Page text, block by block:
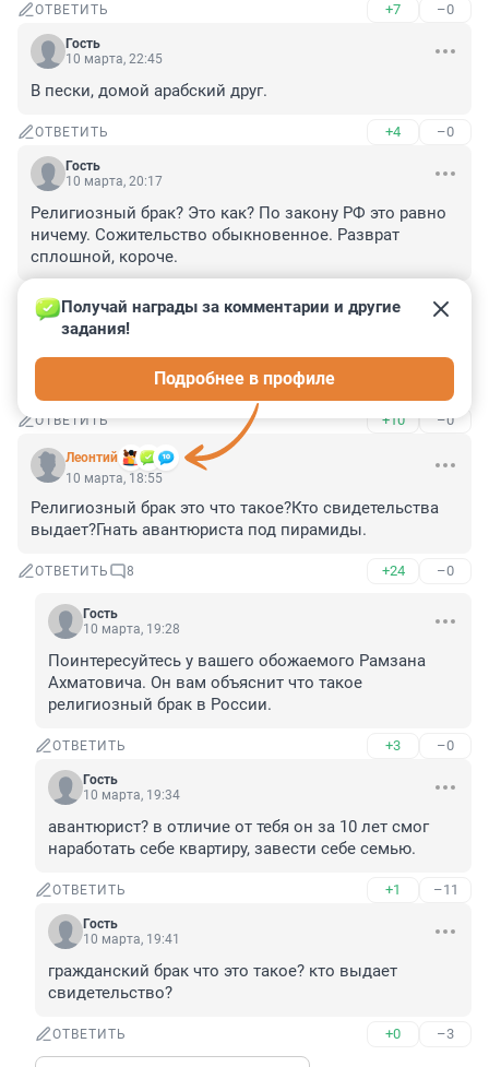
ОТВЕТИТЬ +7 –0
Гость
10 марта, 22:45
В пески, домой арабский друг.
ОТВЕТИТЬ +4 –0
Гость
10 марта, 20:17
Религиозный брак? Это как? По закону РФ это равно
ничему. Сожительство обыкновенное. Разврат
сплошной, короче.
ОТВЕТИТЬ –0
Гость
любовь не знает границ...счастье ждет их в Египте
ОТВЕТИТЬ +10 –0
Леонтий
Получай награды за комментарии и другие
задания!
Подробнее в профиле
10 марта, 18:55
Религиозный брак это что такое?Кто свидетельства
выдает?Гнать авантюриста под пирамиды.
ОТВЕТИТЬ 8 +24 –0
Гость
10 марта, 19:28
Поинтересуйтесь у вашего обожаемого Рамзана
Ахматовича. Он вам объяснит что такое
религиозный брак в России.
ОТВЕТИТЬ +3 –0
Гость
10 марта, 19:34
авантюрист? в отличие от тебя он за 10 лет смог
наработать себе квартиру, завести себе семью.
ОТВЕТИТЬ +1 –11
Гость
10 марта, 19:41
гражданский брак что это такое? кто выдает
свидетельство?
ОТВЕТИТЬ +0 –3